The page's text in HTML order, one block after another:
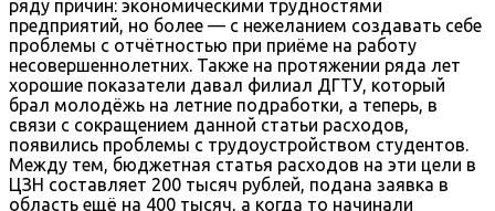
ряду причин: экономическими трудностями
предприятий, но более — с нежеланием создавать себе
проблемы с отчётностью при приёме на работу
несовершеннолетних. Также на протяжении ряда лет
хорошие показатели давал филиал ДГТУ, который
брал молодёжь на летние подработки, а теперь, в
связи с сокращением данной статьи расходов,
появились проблемы с трудоустройством студентов.
Между тем, бюджетная статья расходов на эти цели в
ЦЗН составляет 200 тысяч рублей, подана заявка в
область ещё на 400 тысяч, а когда то начинали